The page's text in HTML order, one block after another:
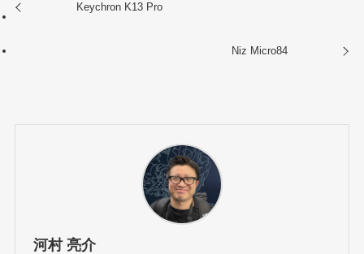
Keychron K13 Pro
Niz Micro84
河村 亮介